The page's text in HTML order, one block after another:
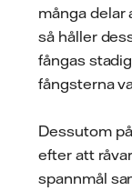
många delar
så håller
fångas
fångsterna
Dessutom
efter att
spannmål